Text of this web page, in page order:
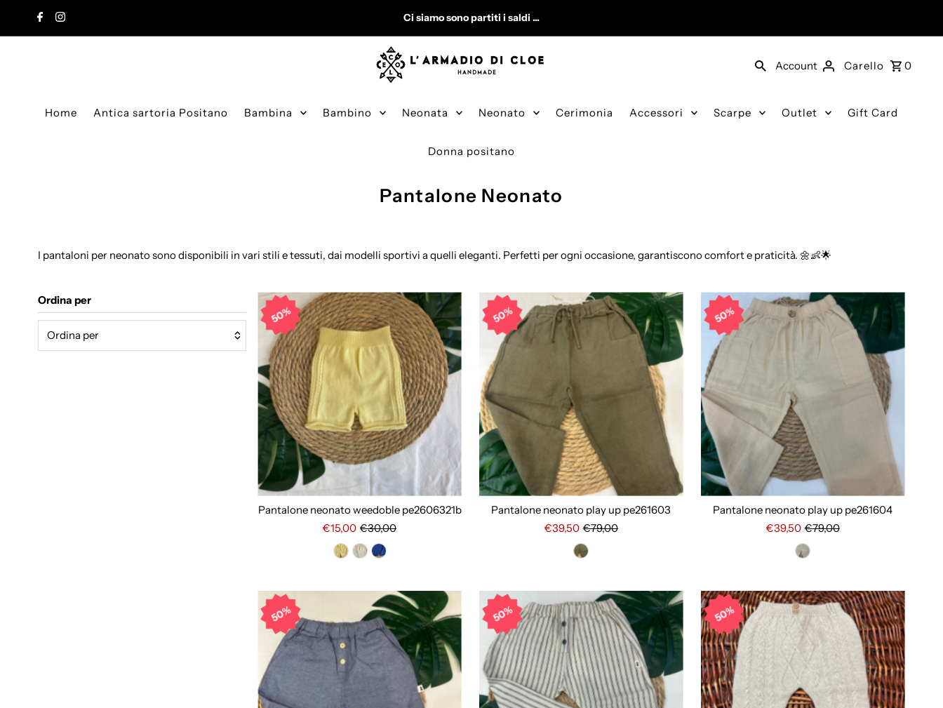
Vai direttamente ai contenuti Ci siamo sono partiti i saldi ...
Account Carello 0
Home Antica sartoria Positano Bambina Bambino Neonata Neonato Cerimonia Accessori Scarpe Outlet Gift Card
Donna positano
Pantalone Neonato
I pantaloni per neonato sono disponibili in vari stili e tessuti, dai modelli sportivi a quelli eleganti. Perfetti per ogni occasione, garantiscono comfort e praticità. 🌼👶🌟
Ordina per
50%
Pantalone neonato weedoble pe2606321b
€15,00 €30,00
50%
Pantalone neonato play up pe261603
€39,50 €79,00
50%
Pantalone neonato play up pe261604
€39,50 €79,00
50% 50% 50%